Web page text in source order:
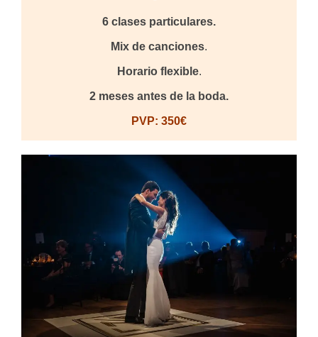
6 clases particulares.
Mix de canciones.
Horario flexible.
2 meses antes de la boda.
PVP: 350€